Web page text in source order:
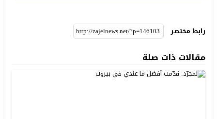
رابط مختصر
مقالات ذات صلة